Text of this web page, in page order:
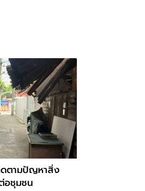
ดตามปัญหาสิ่ง
อชุมชน